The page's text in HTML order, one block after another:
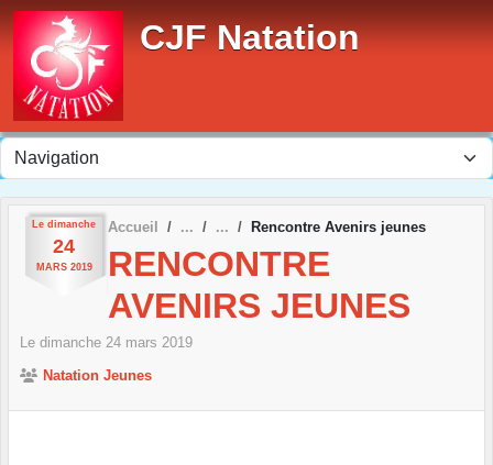
CJF Natation
Le dimanche
24
MARS 2019
Accueil Rencontre Avenirs jeunes
RENCONTRE
AVENIRS JEUNES
Le dimanche 24 mars 2019
Natation Jeunes
Panneau de gestion des cookies